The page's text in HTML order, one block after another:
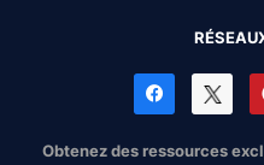
Obtenez des ressources